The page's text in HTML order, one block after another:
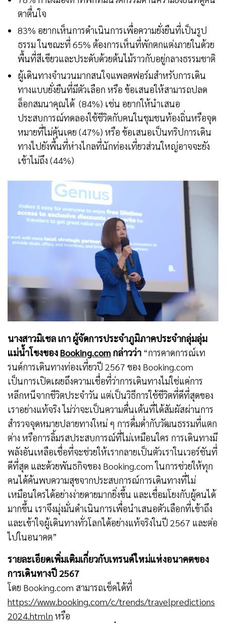
ตาตื่นใจ
83% อยากเห็นการดำเนินการเพื่อความยั่งยืนที่เป็นรูป
ธรรม ในขณะที่ 65% ต้องการเห็นที่พักตกแต่งภายในด้วย
พื้นที่สีเขียวและประดับด้วยต้นไม้ราวกับอยู่กลางธรรมชาติ
ผู้เดินทางจำนวนมากสนใจแพลตฟอร์มสำหรับการเดิน
ทางแบบยั่งยืนที่มีตัวเลือก หรือ ข้อเสนอให้สามารถปลด
ล็อกสมนาคุณได้ (84%) เช่น อยากให้นำเสนอ
ประสบการณ์ทดลองใช้ชีวิตกับคนในชุมชนท้องถิ่นหรือจุด
หมายที่ไม่คุ้นเคย (47%) หรือ ข้อเสนอเป็นทริปการเดิน
ทางไปยังพื้นที่ห่างไกลที่นักท่องเที่ยวส่วนใหญ่อาจจะยัง
เข้าไม่ถึง (44%)
นางสาวมิเชล เกา ผู้จัดการประจำภูมิภาคประจำกลุ่มลุ่ม
แม่น้ำโขงของ Booking.comกล่าวว่า “การคาดการณ์เท
รนด์การเดินทางท่องเที่ยวปี 2567 ของ Booking.com
เป็นการเปิดเผยถึงความเชื่อที่ว่าการเดินทางไม่ใช่แค่การ
หลีกหนีจากชีวิตประจำวัน แต่เป็นวิธีการใช้ชีวิตที่ดีที่สุดของ
เราอย่างแท้จริง ไม่ว่าจะเป็นความตื่นเต้นที่ได้สัมผัสผ่านการ
สำรวจจุดหมายปลายทางใหม่ ๆ การดื่มด่ำกับวัฒนธรรมที่แตก
ต่าง หรือการลิ้มรสประสบการณ์ที่ไม่เหมือนใคร การเดินทางมี
พลังอันเหลือเชื่อที่จะช่วยให้เรากลายเป็นตัวเราในเวอร์ชันที่
ดีที่สุด และด้วยพันธกิจของ Booking.com ในการช่วยให้ทุก
คนได้ค้นพบความสุขจากประสบการณ์การเดินทางที่ไม่
เหมือนใครได้อย่างง่ายดายมากยิ่งขึ้น และเชื่อมโยงกับผู้คนได้
มากขึ้น เราจึงมุ่งมั่นดำเนินการเพื่อนำเสนอตัวเลือกที่เข้าถึง
และเข้าใจผู้เดินทางทั่วโลกได้อย่างแท้จริงในปี 2567 และต่อ
ไปในอนาคต”
รายละเอียดเพิ่มเติมเกี่ยวกับเทรนด์ใหม่แห่งอนาคตของ
การเดินทางปี 2567
โดย Booking.com สามารถเช็คได้ที่
https://www.booking.com/c/trends/travelpredictions
2024.htmln หรือ